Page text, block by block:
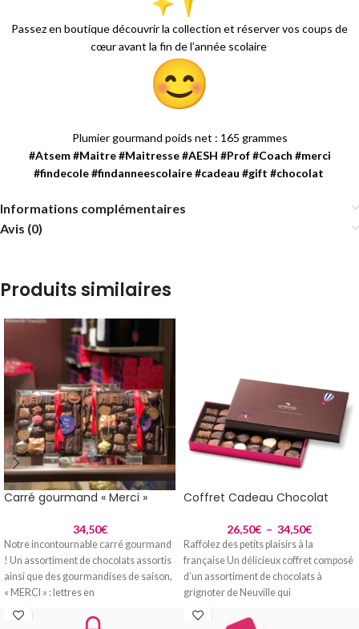
Passez en boutique découvrir la collection et réserver vos coups de
cœur avant la fin de l’année scolaire
Plumier gourmand poids net : 165 grammes
#Atsem #Maitre #Maitresse #AESH #Prof #Coach #merci
#findecole #findanneescolaire #cadeau #gift #chocolat
Informations complémentaires
Avis (0)
Produits similaires
Carré gourmand « Merci »
34,50€
Notre incontournable carré gourmand
! Un assortiment de chocolats assortis
ainsi que des gourmandises de saison,
« MERCI » : lettres en
Coffret Cadeau Chocolat
26,50€ – 34,50€
Raffolez des petits plaisirs à la
française Un délicieux coffret composé
d’un assortiment de chocolats à
grignoter de Neuville qui